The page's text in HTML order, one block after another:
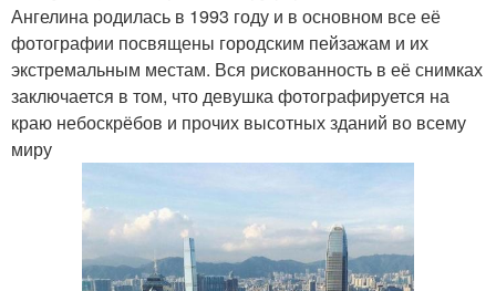
Ангелина родилась в 1993 году и в основном все её
фотографии посвящены городским пейзажам и их
экстремальным местам. Вся рискованность в её снимках
заключается в том, что девушка фотографируется на
краю небоскрёбов и прочих высотных зданий во всему
миру